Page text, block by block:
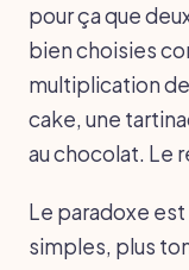
pour ça que
bien choisies
multiplication
cake, une
au chocolat. Le
Le paradoxe
simples, plus